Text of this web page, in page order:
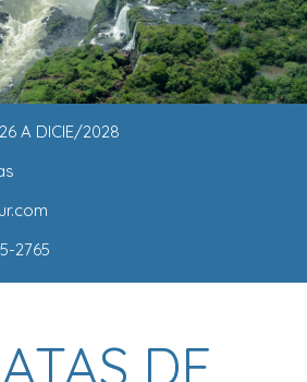
A DICIE/2028
2765
DE